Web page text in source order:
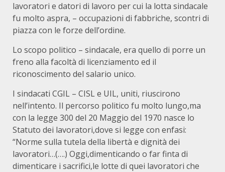
lavoratori e datori di lavoro per cui la lotta sindacale
fu molto aspra, – occupazioni di fabbriche, scontri di
piazza con le forze dell’ordine.
Lo scopo politico – sindacale, era quello di porre un
freno alla facoltà di licenziamento ed il
riconoscimento del salario unico.
I sindacati CGIL – CISL e UIL, uniti, riuscirono
nell’intento. Il percorso politico fu molto lungo,ma
con la legge 300 del 20 Maggio del 1970 nasce lo
Statuto dei lavoratori,dove si legge con enfasi:
“Norme sulla tutela della libertà e dignità dei
lavoratori…(….) Oggi,dimenticando o far finta di
dimenticare i sacrifici,le lotte di quei lavoratori che